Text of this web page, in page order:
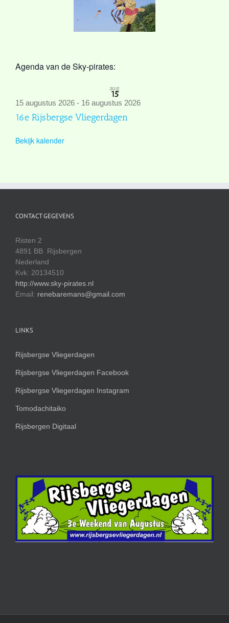
Agenda van de Sky-pirates:
aug
15
15 augustus 2026 - 16 augustus 2026
16e Rijsbergse Vliegerdagen
Bekijk kalender
CONTACT GEGEVENS
Risten 2
4891 BB Rijsbergen
Nederland
Kvk: 20134510
http://www.sky-pirates.nl
Email: renebaremans@gmail.com
LINKS
Rijsbergse Vliegerdagen
Rijsbergse Vliegerdagen Facebook
Rijsbergse Vliegerdagen Instagram
Tomodachitaiko
Rijsbergen Digitaal